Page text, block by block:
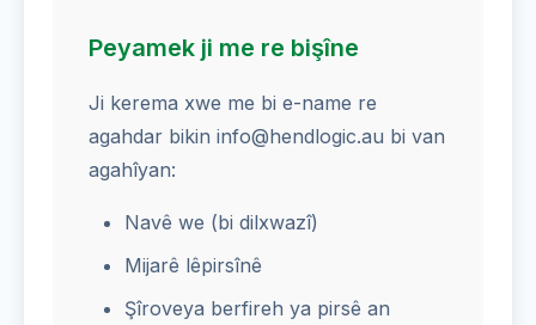
Peyamek ji me re bişîne
Ji kerema xwe me bi e-name re
agahdar bikin info@hendlogic.au bi van
agahîyan:
Navê we (bi dilxwazî)
Mijarê lêpirsînê
Şîroveya berfireh ya pirsê an